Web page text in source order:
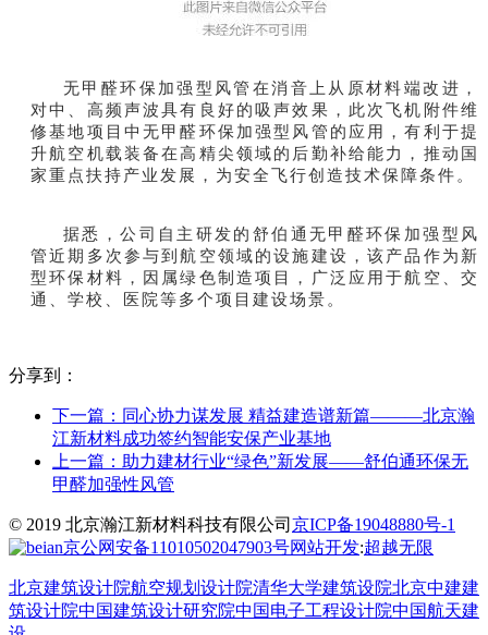
无甲醛环保加强型风管在消音上从原材料端改进，
对中、高频声波具有良好的吸声效果，此次飞机附件维
修基地项目中无甲醛环保加强型风管的应用，有利于提
升航空机载装备在高精尖领域的后勤补给能力，推动国
家重点扶持产业发展，为安全飞行创造技术保障条件。
据悉，公司自主研发的舒伯通无甲醛环保加强型风
管近期多次参与到航空领域的设施建设，该产品作为新
型环保材料，因属绿色制造项目，广泛应用于航空、交
通、学校、医院等多个项目建设场景。
分享到：
下一篇： 同心协力谋发展 精益建造谱新篇———北京瀚
江新材料成功签约智能安保产业基地
上一篇： 助力建材行业“绿色”新发展——舒伯通环保无
甲醛加强性风管
© 2019 北京瀚江新材料科技有限公司 京ICP备19048880号-1
京公网安备11010502047903号网站开发:超越无限
北京建筑设计院航空规划设计院清华大学建筑设院北京中建建
筑设计院中国建筑设计研究院中国电子工程设计院中国航天建